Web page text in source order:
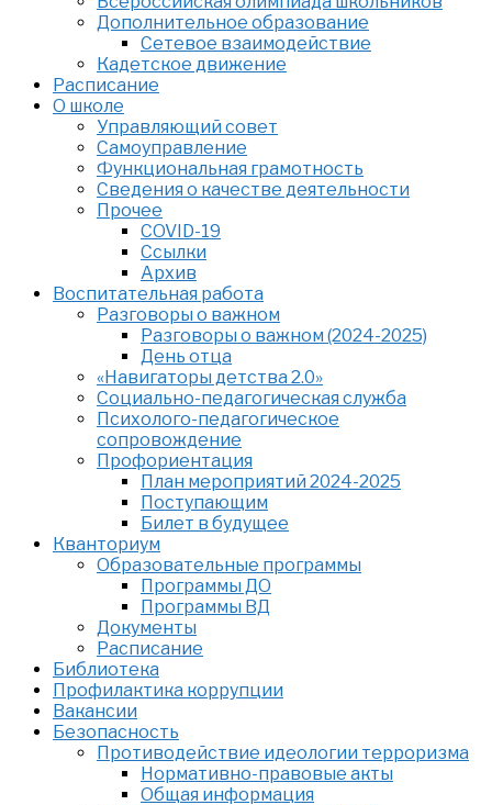
Дополнительное образование
Сетевое взаимодействие
Кадетское движение
Расписание
О школе
Управляющий совет
Самоуправление
Функциональная грамотность
Сведения о качестве деятельности
Прочее
COVID-19
Ссылки
Архив
Воспитательная работа
Разговоры о важном
Разговоры о важном (2024-2025)
День отца
«Навигаторы детства 2.0»
Социально-педагогическая служба
Психолого-педагогическое
сопровождение
Профориентация
План мероприятий 2024-2025
Поступающим
Билет в будущее
Кванториум
Образовательные программы
Программы ДО
Программы ВД
Документы
Расписание
Библиотека
Профилактика коррупции
Вакансии
Безопасность
Противодействие идеологии терроризма
Нормативно-правовые акты
Общая информация